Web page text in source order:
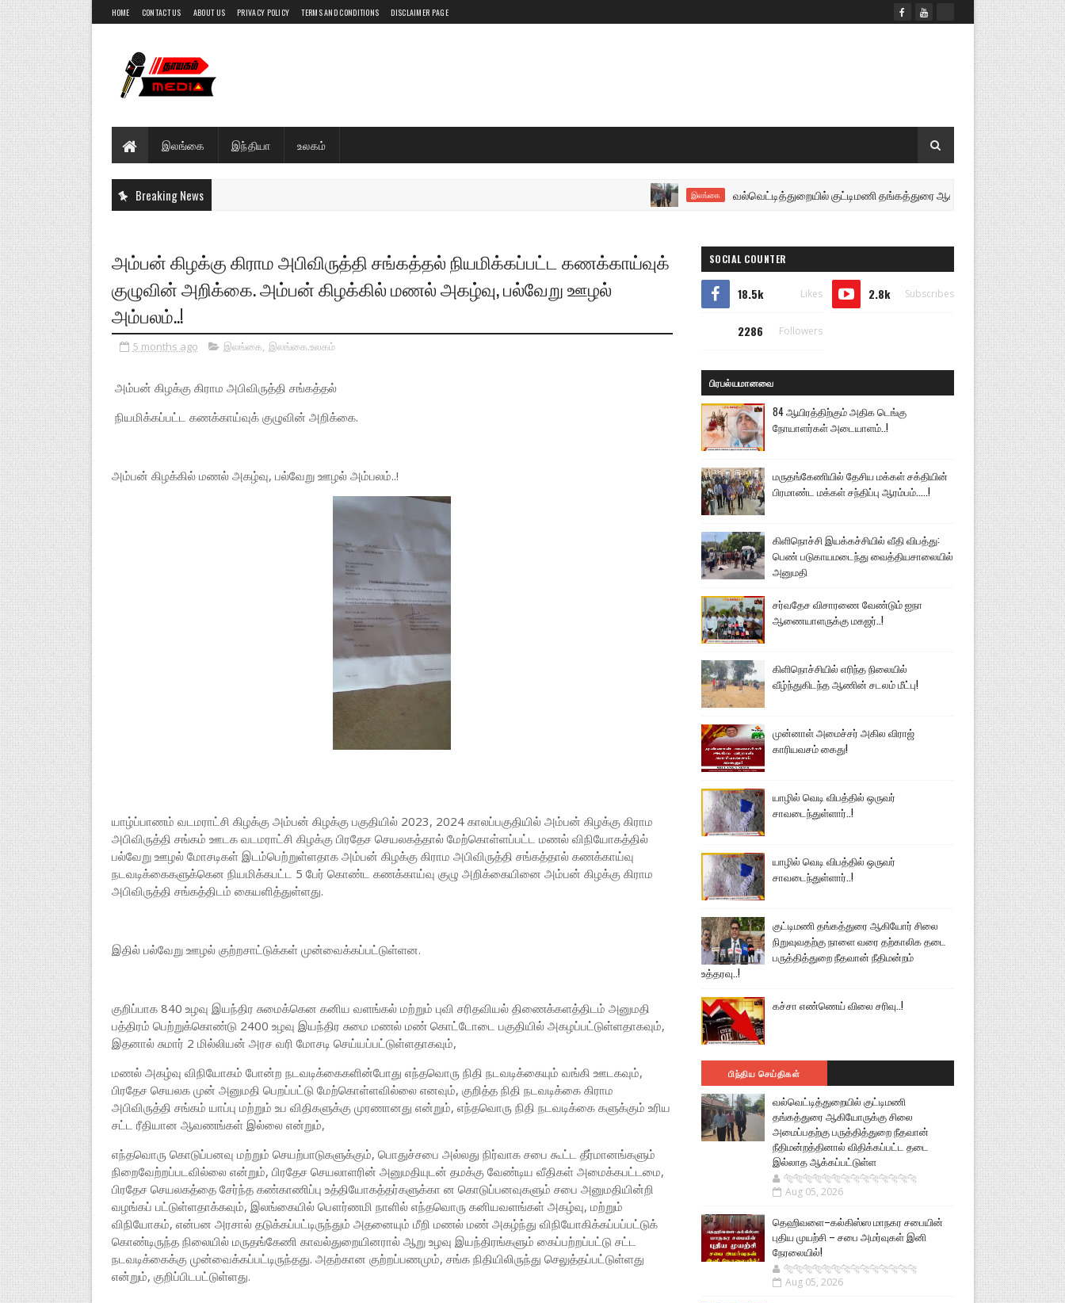
HOME CONTACT US ABOUT US PRIVACY POLICY TERMS AND CONDITIONS DISCLAIMER PAGE
இலங்கை இந்தியா உலகம்
Breaking News இலங்கை வல்வெட்டித்துறையில் குட்டிமணி தங்கத்துரை ஆகியோருக்கு சிலை
அம்பன் கிழக்கு கிராம அபிவிருத்தி சங்கத்தல் நியமிக்கப்பட்ட கணக்காய்வுக்
குழுவின் அறிக்கை. அம்பன் கிழக்கில் மணல் அகழ்வு, பல்வேறு ஊழல்
அம்பலம்..!
5 months ago இலங்கை, இலங்கை.உலகம்
அம்பன் கிழக்கு கிராம அபிவிருத்தி சங்கத்தல்
நியமிக்கப்பட்ட கணக்காய்வுக் குழுவின் அறிக்கை.
அம்பன் கிழக்கில் மணல் அகழ்வு, பல்வேறு ஊழல் அம்பலம்..!
யாழ்ப்பாணம் வடமராட்சி கிழக்கு அம்பன் கிழக்கு பகுதியில் 2023, 2024 காலப்பகுதியில் அம்பன் கிழக்கு கிராம
அபிவிருத்தி சங்கம் ஊடக வடமராட்சி கிழக்கு பிரதேச செயலகத்தால் மேற்கொள்ளப்பட்ட மணல் விநியோகத்தில்
பல்வேறு ஊழல் மோசடிகள் இடம்பெற்றுள்ளதாக அம்பன் கிழக்கு கிராம அபிவிருத்தி சங்கத்தால் கணக்காய்வு
நடவடிக்கைகளுக்கென நியமிக்கபட்ட 5 பேர் கொண்ட கணக்காய்வு குழு அறிக்கையினை அம்பன் கிழக்கு கிராம
அபிவிருத்தி சங்கத்திடம் கையளித்துள்ளது.
இதில் பல்வேறு ஊழல் குற்றசாட்டுக்கள் முன்வைக்கப்பட்டுள்ளன.
குறிப்பாக 840 உழவு இயந்திர சுமைக்கென கனிய வளங்கல் மற்றும் புவி சரிதவியல் திணைக்களத்திடம் அனுமதி
பத்திரம் பெற்றுக்கொண்டு 2400 உழவு இயந்திர சுமை மணல் மண் கொட்டோடை பகுதியில் அகழப்பட்டுள்ளதாகவும்,
இதனால் சுமார் 2 மில்லியன் அரச வரி மோசடி செய்யப்பட்டுள்ளதாகவும்,
மணல் அகழ்வு விநியோகம் போன்ற நடவடிக்கைகளின்போது எந்தவொரு நிதி நடவடிக்கையும் வங்கி ஊடகவும்,
பிரதேச செயலக முன் அனுமதி பெறப்பட்டு மேற்கொள்ளவில்லை எனவும், குறித்த நிதி நடவடிக்கை கிராம
அபிவிருத்தி சங்கம் யாப்பு மற்றும் உப விதிகளுக்கு முரணானது என்றும், எந்தவொரு நிதி நடவடிக்கை களுக்கும் உரிய
சட்ட ரீதியான ஆவணங்கள் இல்லை என்றும்,
எந்தவொரு கொடுப்பனவு மற்றும் செயற்பாடுகளுக்கும், பொதுச்சபை அல்லது நிர்வாக சபை கூட்ட தீர்மானங்களும்
நிறைவேற்றப்படவில்லை என்றும், பிரதேச செயலாளரின் அனுமதியுடன் தமக்கு வேண்டிய வீதிகள் அமைக்கபட்டமை,
பிரதேச செயலகத்தை சேர்ந்த கண்காணிப்பு உத்தியோகத்தர்களுக்கா ன கொடுப்பனவுகளும் சபை அனுமதியின்றி
வழங்கப் பட்டுள்ளதாக்கவும், இலங்கையில் பௌர்ணமி நாளில் எந்தவொரு கனியவளங்கள் அகழ்வு, மற்றும்
விநியோகம், என்பன அரசால் தடுக்கப்பட்டிருந்தும் அதனையும் மீறி மணல் மண் அகழ்ந்து விநியோகிக்கப்பப்பட்டுக்
கொண்டிருந்த நிலையில் மருதங்கேணி காவல்துறையினரால் ஆறு உழவு இயந்திரங்களும் கைப்பற்றப்பட்டு சட்ட
நடவடிக்கைக்கு முன்வைக்கப்பட்டிருந்தது. அதற்கான குற்றப்பணமும், சங்க நிதியிலிருந்து செலுத்தப்பட்டுள்ளது
என்றும், குறிப்பிடபட்டுள்ளது.
SOCIAL COUNTER
18.5k Likes 2.8k Subscribes
2286 Followers
பிரபல்யமானவை
84 ஆயிரத்திற்கும் அதிக டெங்கு
நோயாளர்கள் அடையாளம்..!
மருதங்கேணியில் தேசிய மக்கள் சக்தியின்
பிரமாண்ட மக்கள் சந்திப்பு ஆரம்பம்.....!
கிளிநொச்சி இயக்கச்சியில் வீதி விபத்து:
பெண் படுகாயமடைந்து வைத்தியசாலையில்
அனுமதி
சர்வதேச விசாரணை வேண்டும் ஐநா
ஆணையாளருக்கு மகஜர்..!
கிளிநொச்சியில் எரிந்த நிலையில்
வீழ்ந்துகிடந்த ஆணின் சடலம் மீட்பு!
முன்னாள் அமைச்சர் அகில விராஜ்
காரியவசம் கைது!
யாழில் வெடி விபத்தில் ஒருவர்
சாவடைந்துள்ளார்..!
யாழில் வெடி விபத்தில் ஒருவர்
சாவடைந்துள்ளார்..!
குட்டிமணி தங்கத்துரை ஆகியோர் சிலை
நிறுவுவதற்கு நாளை வரை தற்காலிக தடை
பருத்தித்துறை நீதவான் நீதிமன்றம்
உத்தரவு..!
கச்சா எண்ணெய் விலை சரிவு..!
பிந்திய செய்திகள்
வல்வெட்டித்துறையில் குட்டிமணி
தங்கத்துரை ஆகியோருக்கு சிலை
அமைப்பதற்கு பருத்தித்துறை நீதவான்
நீதிமன்றத்தினால் விதிக்கப்பட்ட தடை
இல்லாத ஆக்கப்பட்டுள்ள
🐅🐅🐅🐅🐅🐅🐆🐆🐆🐆🐆🐆🐆🐆
Aug 05, 2026
தெஹிவளை–கல்கிஸ்ஸ மாநகர சபையின்
புதிய முயற்சி – சபை அமர்வுகள் இனி
நேரலையில்!
🐅🐅🐅🐅🐅🐅🐆🐆🐆🐆🐆🐆🐆🐆
Aug 05, 2026